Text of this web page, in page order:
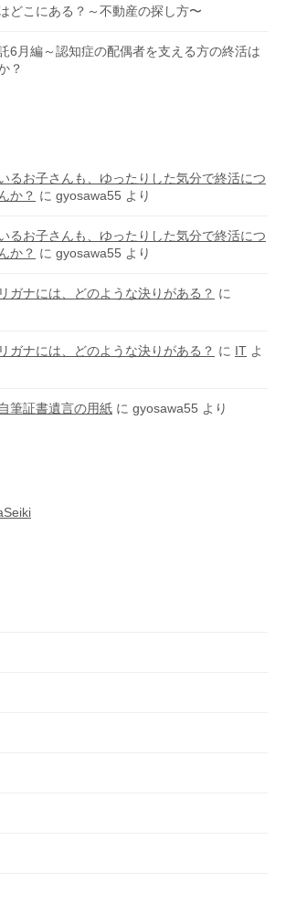
どこにある？～不動産の探し方〜
6月編～認知症の配偶者を支える方の終活は
？
るお子さんも、ゆったりした気分で終活につ
か？ に gyosawa55 より
るお子さんも、ゆったりした気分で終活につ
か？ に gyosawa55 より
ガナには、どのような決りがある？ に
ガナには、どのような決りがある？ に IT よ
筆証書遺言の用紙 に gyosawa55 より